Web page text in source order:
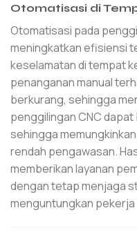
Otomatisasi di
Otomatisasi pada
meningkatkan efisiensi
keselamatan di tempat
penanganan manual
berkurang, sehingga
penggilingan CNC
sehingga
rendah pengawasan.
memberikan layanan
dengan tetap menjaga
menguntungkan pekerja